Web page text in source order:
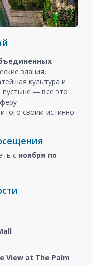
здания,
культура и
пустыне ― все это
своим истинно
с ноября по
View at The Palm